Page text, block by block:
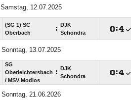
Samstag, 12.07.2025
(SG 1) SC
Oberbach
:
DJK
Schondra
:
Sonntag, 13.07.2025
SG
Oberleichtersbach
/​ MSV Modlos
:
DJK
Schondra
:
Sonntag, 21.06.2026